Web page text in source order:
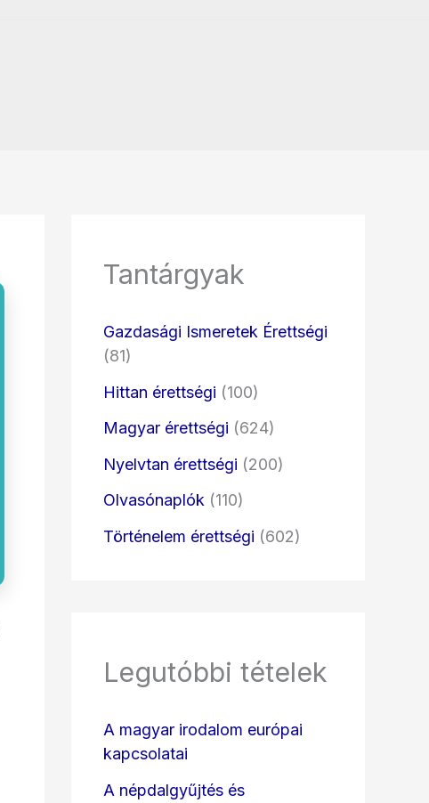
Tantárgyak
Gazdasági Ismeretek Érettségi
(81)
Hittan érettségi (100)
Magyar érettségi (624)
Nyelvtan érettségi (200)
Olvasónaplók (110)
Történelem érettségi (602)
Legutóbbi tételek
A magyar irodalom európai
kapcsolatai
A népdalgyűjtés és